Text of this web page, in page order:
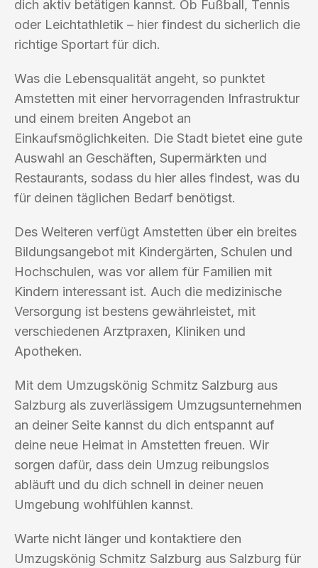
dich aktiv betätigen kannst. Ob Fußball, Tennis
oder Leichtathletik – hier findest du sicherlich die
richtige Sportart für dich.
Was die Lebensqualität angeht, so punktet
Amstetten mit einer hervorragenden Infrastruktur
und einem breiten Angebot an
Einkaufsmöglichkeiten. Die Stadt bietet eine gute
Auswahl an Geschäften, Supermärkten und
Restaurants, sodass du hier alles findest, was du
für deinen täglichen Bedarf benötigst.
Des Weiteren verfügt Amstetten über ein breites
Bildungsangebot mit Kindergärten, Schulen und
Hochschulen, was vor allem für Familien mit
Kindern interessant ist. Auch die medizinische
Versorgung ist bestens gewährleistet, mit
verschiedenen Arztpraxen, Kliniken und
Apotheken.
Mit dem Umzugskönig Schmitz Salzburg aus
Salzburg als zuverlässigem Umzugsunternehmen
an deiner Seite kannst du dich entspannt auf
deine neue Heimat in Amstetten freuen. Wir
sorgen dafür, dass dein Umzug reibungslos
abläuft und du dich schnell in deiner neuen
Umgebung wohlfühlen kannst.
Warte nicht länger und kontaktiere den
Umzugskönig Schmitz Salzburg aus Salzburg für